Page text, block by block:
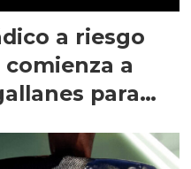
a riesgo
a
para